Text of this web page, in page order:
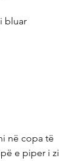
bluar
në copa të
e piper i zi